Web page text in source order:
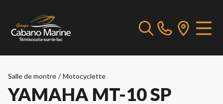
Salle de montre / Motocyclette
YAMAHA MT-10 SP